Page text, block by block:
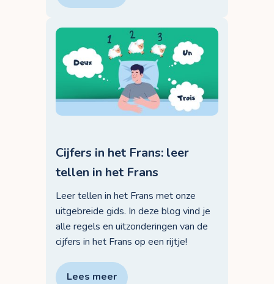
Cijfers in het Frans: leer
tellen in het Frans
Leer tellen in het Frans met onze
uitgebreide gids. In deze blog vind je
alle regels en uitzonderingen van de
cijfers in het Frans op een rijtje!
Lees meer